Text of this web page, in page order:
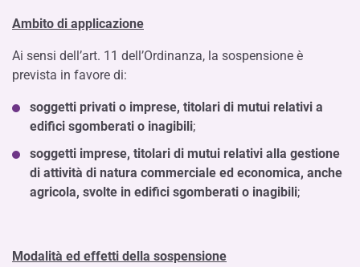
Ambito di applicazione
Ai sensi dell’art. 11 dell’Ordinanza, la sospensione è
prevista in favore di:
soggetti privati o imprese, titolari di mutui relativi a
edifici sgomberati o inagibili;
soggetti imprese, titolari di mutui relativi alla gestione
di attività di natura commerciale ed economica, anche
agricola, svolte in edifici sgomberati o inagibili;
Modalità ed effetti della sospensione